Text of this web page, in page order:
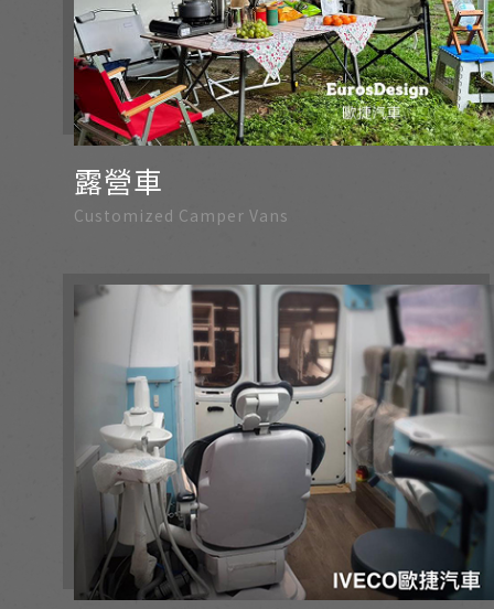
露營車
Customized Camper Vans